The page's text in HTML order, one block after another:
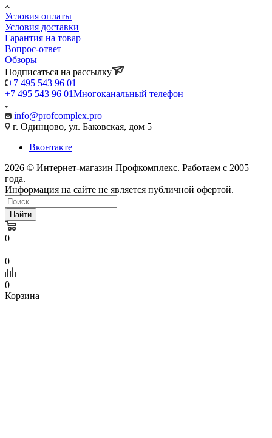
Условия оплаты
Условия доставки
Гарантия на товар
Вопрос-ответ
Обзоры
Подписаться на рассылку
+7 495 543 96 01
+7 495 543 96 01Многоканальный телефон
info@profcomplex.pro
г. Одинцово, ул. Баковская, дом 5
Вконтакте
2026 © Интернет-магазин Профкомплекс. Работаем с 2005
года.
Информация на сайте не является публичной офертой.
Найти
0
0
0
Корзина